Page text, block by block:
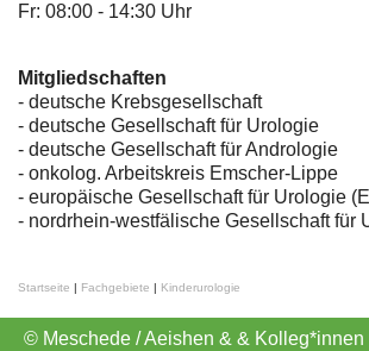
Fr: 08:00 - 14:30 Uhr
Mitgliedschaften
- deutsche Krebsgesellschaft
- deutsche Gesellschaft für Urologie
- deutsche Gesellschaft für Andrologie
- onkolog. Arbeitskreis Emscher-Lippe
- europäische Gesellschaft für Urologie
- nordrhein-westfälische Gesellschaft für
Startseite | Fachgebiete | Kinderurologie
© Meschede / Aeishen & & Kolleg*innen